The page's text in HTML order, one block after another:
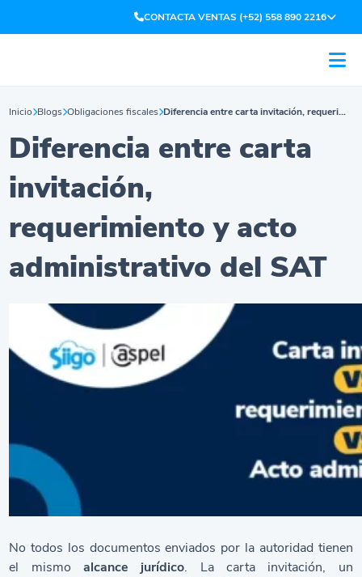
CONTACTA VENTAS (+52) 558 890 2216
Inicio Blogs Obligaciones fiscales Diferencia entre carta invitación, requerimiento y acto administrativo del SAT
Diferencia entre carta
invitación,
requerimiento y acto
administrativo del SAT
No todos los documentos enviados por la autoridad tienen
el mismo alcance jurídico. La carta invitación, un